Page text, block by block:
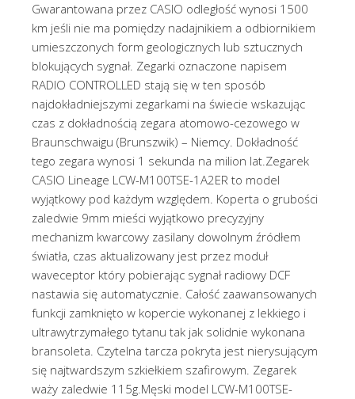
Gwarantowana przez CASIO odległość wynosi 1500
km jeśli nie ma pomiędzy nadajnikiem a odbiornikiem
umieszczonych form geologicznych lub sztucznych
blokujących sygnał. Zegarki oznaczone napisem
RADIO CONTROLLED stają się w ten sposób
najdokładniejszymi zegarkami na świecie wskazując
czas z dokładnością zegara atomowo-cezowego w
Braunschwaigu (Brunszwik) – Niemcy. Dokładność
tego zegara wynosi 1 sekunda na milion lat.Zegarek
CASIO Lineage LCW-M100TSE-1A2ER to model
wyjątkowy pod każdym względem. Koperta o grubości
zaledwie 9mm mieści wyjątkowo precyzyjny
mechanizm kwarcowy zasilany dowolnym źródłem
światła, czas aktualizowany jest przez moduł
waveceptor który pobierając sygnał radiowy DCF
nastawia się automatycznie. Całość zaawansowanych
funkcji zamknięto w kopercie wykonanej z lekkiego i
ultrawytrzymałego tytanu tak jak solidnie wykonana
bransoleta. Czytelna tarcza pokryta jest nierysującym
się najtwardszym szkiełkiem szafirowym. Zegarek
waży zaledwie 115g.Męski model LCW-M100TSE-